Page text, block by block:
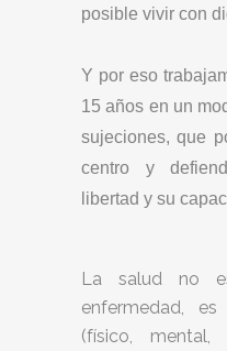
posible vivir con
Y por eso
15 años en un
sujeciones, que
centro y
libertad y su
La salud no
enfermedad,
(físico,